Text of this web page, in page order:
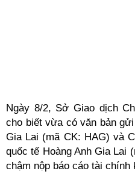
Ngày 8/2, Sở Giao dịch
cho biết vừa có văn bản
Gia Lai (mã CK: HAG) và
quốc tế Hoàng Anh Gia Lai
chậm nộp báo cáo tài chính